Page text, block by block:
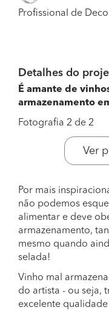
Profissional de
Detalhes do
É amante de
armazenamento
Fotografia 2 de 2
Ver
Por mais
não podemos
alimentar e deve
armazenamento,
mesmo quando
selada!
Vinho mal
do artista - ou seja,
excelente